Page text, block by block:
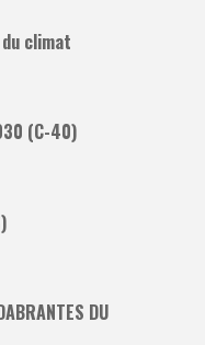
climat
(C-40)
DU